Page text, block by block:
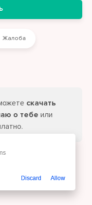
Жалоба
скачать
о тебе или
Discard Allow